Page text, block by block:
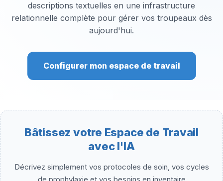
descriptions textuelles en une infrastructure
relationnelle complète pour gérer vos troupeaux dès
aujourd'hui.
Configurer mon espace de travail
Bâtissez votre Espace de Travail
avec l'IA
Décrivez simplement vos protocoles de soin, vos cycles